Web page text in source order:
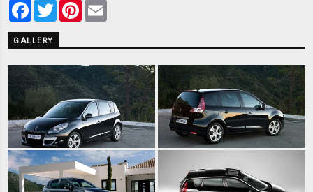
Facebook
TwitterPinterest
GALLERY